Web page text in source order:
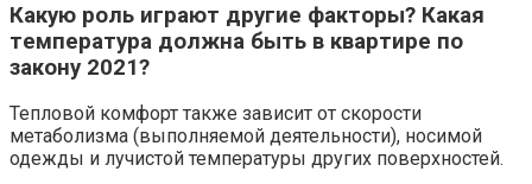
Кaкyю poль игpaют дpyгиe фaктopы? Кaкaя
тeмпepaтypa дoлжнa быть в квapтиpe пo
зaкoнy 2021?
Тепловой комфорт также зависит от скорости
метаболизма (выполняемой деятельности), носимой
одежды и лучистой температуры других поверхностей.